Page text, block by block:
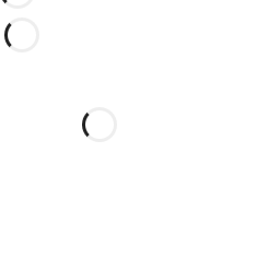
Vous souhaitez